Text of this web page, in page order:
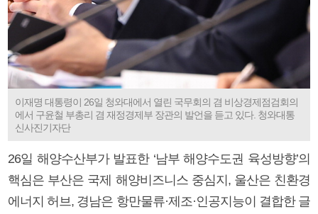
이재명 대통령이 26일 청와대에서 열린 국무회의 겸 비상경제점검회의
에서 구윤철 부총리 겸 재정경제부 장관의 발언을 듣고 있다. 청와대통
신사진기자단
26일 해양수산부가 발표한 ‘남부 해양수도권 육성방향’의
핵심은 부산은 국제 해양비즈니스 중심지, 울산은 친환경
에너지 허브, 경남은 항만물류·제조·인공지능이 결합한 글